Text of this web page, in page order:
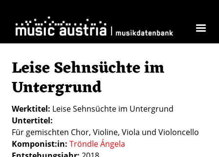
Leise Sehnsüchte im
Untergrund
Werktitel Leise Sehnsüchte im Untergrund
Untertitel
Für gemischten Chor, Violine, Viola und Violoncello
Komponist:in Tröndle Ángela